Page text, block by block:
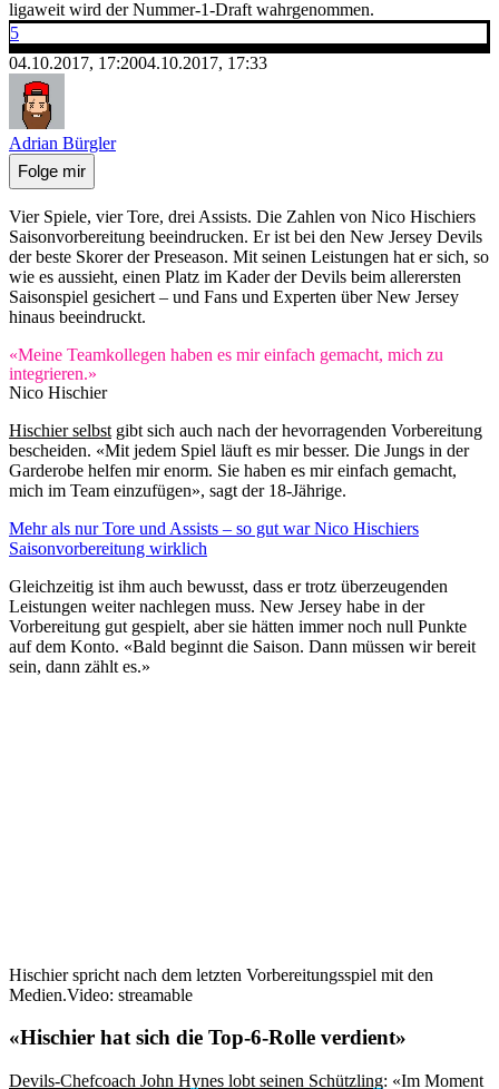
ligaweit wird der Nummer-1-Draft wahrgenommen.
5
04.10.2017, 17:2004.10.2017, 17:33
Adrian Bürgler
Folge mir
Vier Spiele, vier Tore, drei Assists. Die Zahlen von Nico Hischiers
Saisonvorbereitung beeindrucken. Er ist bei den New Jersey Devils
der beste Skorer der Preseason. Mit seinen Leistungen hat er sich, so
wie es aussieht, einen Platz im Kader der Devils beim allerersten
Saisonspiel gesichert – und Fans und Experten über New Jersey
hinaus beeindruckt.
«Meine Teamkollegen haben es mir einfach gemacht, mich zu
integrieren.»
Nico Hischier
Hischier selbst gibt sich auch nach der hevorragenden Vorbereitung
bescheiden. «Mit jedem Spiel läuft es mir besser. Die Jungs in der
Garderobe helfen mir enorm. Sie haben es mir einfach gemacht,
mich im Team einzufügen», sagt der 18-Jährige.
Mehr als nur Tore und Assists – so gut war Nico Hischiers
Saisonvorbereitung wirklich
Gleichzeitig ist ihm auch bewusst, dass er trotz überzeugenden
Leistungen weiter nachlegen muss. New Jersey habe in der
Vorbereitung gut gespielt, aber sie hätten immer noch null Punkte
auf dem Konto. «Bald beginnt die Saison. Dann müssen wir bereit
sein, dann zählt es.»
Hischier spricht nach dem letzten Vorbereitungsspiel mit den
Medien.Video: streamable
«Hischier hat sich die Top-6-Rolle verdient»
Devils-Chefcoach John Hynes lobt seinen Schützling: «Im Moment